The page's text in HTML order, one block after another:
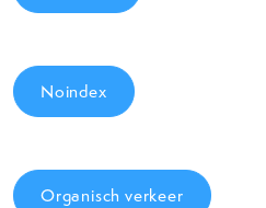
Noindex
Organisch verkeer